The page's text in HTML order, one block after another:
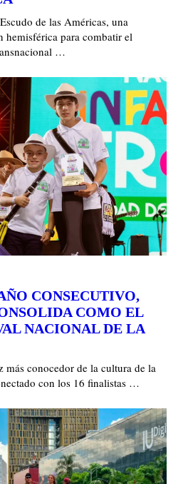
de las Américas, una
hemisférica para combatir el
…
CONSECUTIVO,
COMO EL
NACIONAL DE LA
más conocedor de la cultura de la
con los 16 finalistas …